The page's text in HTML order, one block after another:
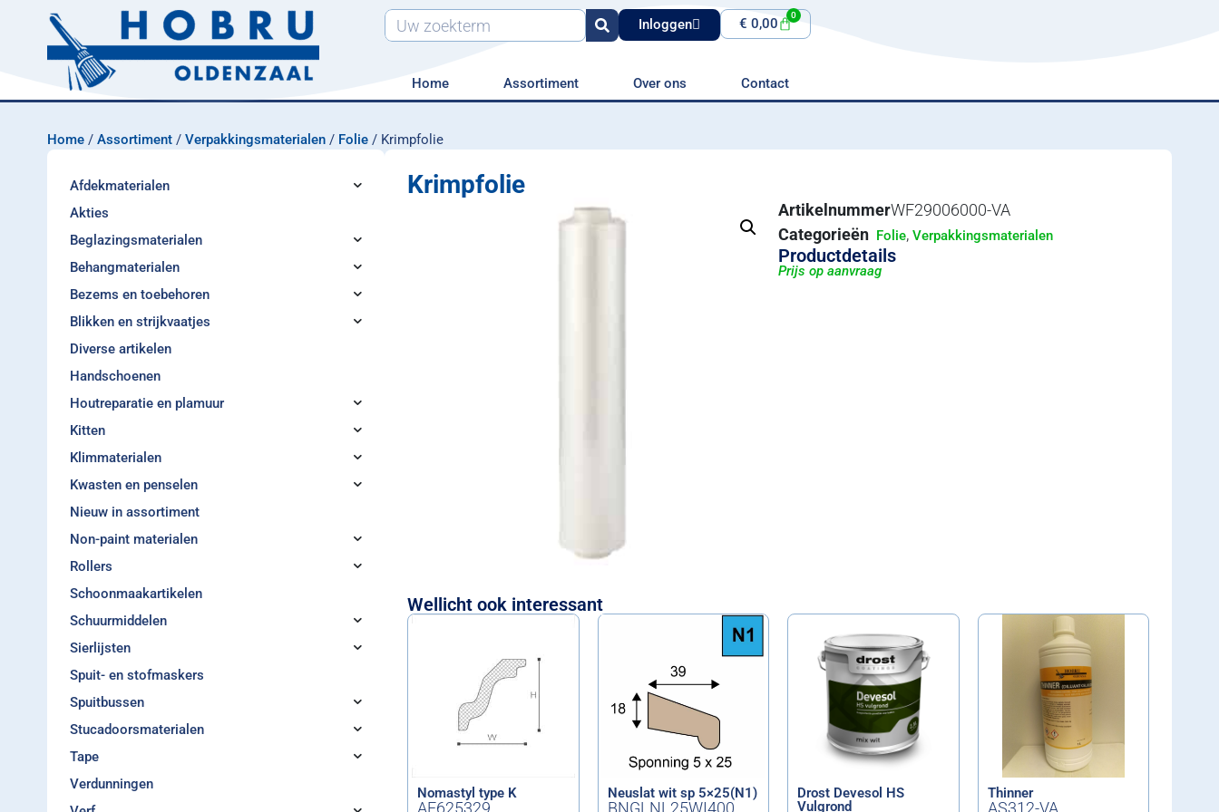
Inloggen € 0,00
0
Home Assortiment Over ons Contact
Home / Assortiment / Verpakkingsmaterialen / Folie / Krimpfolie
Afdekmaterialen
Akties
Beglazingsmaterialen
Behangmaterialen
Bezems en toebehoren
Blikken en strijkvaatjes
Diverse artikelen
Handschoenen
Houtreparatie en plamuur
Kitten
Klimmaterialen
Kwasten en penselen
Nieuw in assortiment
Non-paint materialen
Rollers
Schoonmaakartikelen
Schuurmiddelen
Sierlijsten
Spuit- en stofmaskers
Spuitbussen
Stucadoorsmaterialen
Tape
Verdunningen
Krimpfolie
ArtikelnummerWF29006000-VA
Categorieën Folie, Verpakkingsmaterialen
Productdetails
Prijs op aanvraag
Wellicht ook interessant
Nomastyl type K
AF625329
Neuslat wit sp 5×25(N1)
BNGLNL25WI400
Drost Devesol HS
Vulgrond
Thinner
AS312-VA